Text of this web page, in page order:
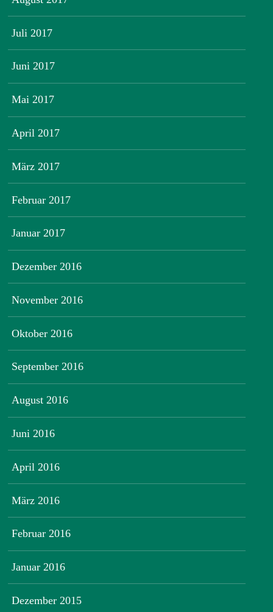
Juli 2017
Juni 2017
Mai 2017
April 2017
März 2017
Februar 2017
Januar 2017
Dezember 2016
November 2016
Oktober 2016
September 2016
August 2016
Juni 2016
April 2016
März 2016
Februar 2016
Januar 2016
Dezember 2015